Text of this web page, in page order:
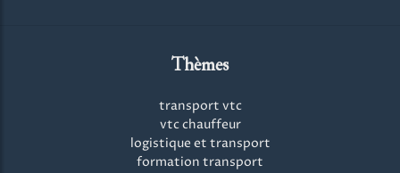
Thèmes
transport vtc
vtc chauffeur
logistique et transport
formation transport